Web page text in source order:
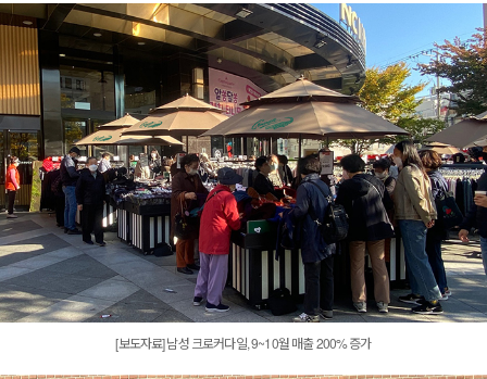
[보도자료] 남성 크로커다일, 9~10월 매출 200% 증가